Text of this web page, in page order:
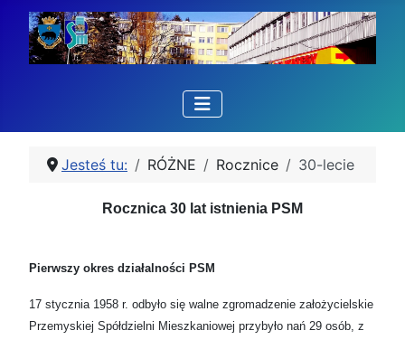
Jesteś tu: RÓŻNE Rocznice 30-lecie
Rocznica 30 lat istnienia PSM
Pierwszy okres działalności PSM
17 stycznia 1958 r. odbyło się walne zgromadzenie założycielskie
Przemyskiej Spółdzielni Mieszkaniowej przybyło nań 29 osób, z